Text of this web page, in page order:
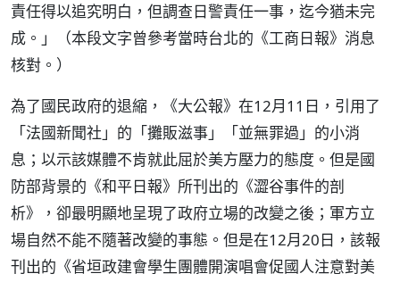
責任得以追究明白，但調查日警責任一事，迄今猶未完
成。」（本段文字曾參考當時台北的《工商日報》消息
核對。）
為了國民政府的退縮，《大公報》在12月11日，引用了
「法國新聞社」的「攤販滋事」「並無罪過」的小消
息；以示該媒體不肯就此屈於美方壓力的態度。但是國
防部背景的《和平日報》所刊出的《澀谷事件的剖
析》，卻最明顯地呈現了政府立場的改變之後；軍方立
場自然不能不隨著改變的事態。但是在12月20日，該報
刊出的《省垣政建會學生團體開演唱會促國人注意對美